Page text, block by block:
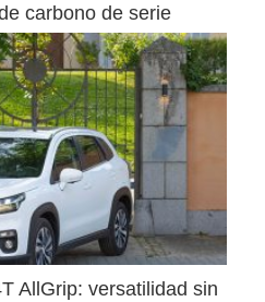
carbono de serie
AllGrip: versatilidad sin